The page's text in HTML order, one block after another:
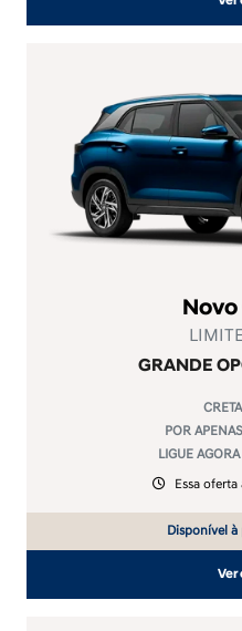
Novo
GRANDE
POR
Essa oferta
Disponível
Ver